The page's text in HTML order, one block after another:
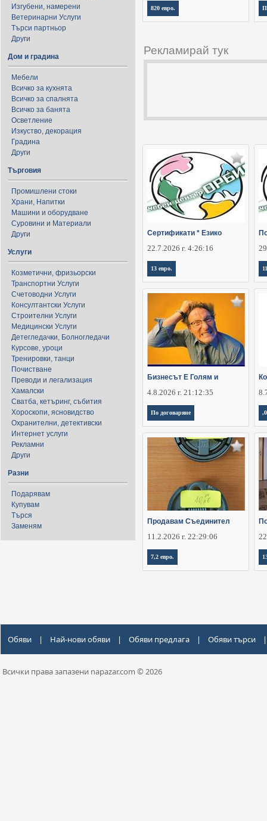
Изгубени, намерени
Ветеринарни Услуги
Търси партньор
Други
Дом и градина
Мебели
Всичко за кухнята
Всичко за спалнята
Всичко за банята
Осветление
Изкуство, декорация
Градина
Други
Търговия
Промишлени стоки
Храни, Напитки
Машини и оборудване
Суровини и Материали
Други
Услуги
Козметични, фризьорски
Транспортни Услуги
Счетоводни Услуги
Консултантски Услуги
Строителни Услуги
Медицински Услуги
Детегледачки, Болногледачи
Курсове, уроци
Тренировки, танци
Почистване
Преводи и легализация
Хамалски
Сватба, кетъринг, събития
Хороскопи, ясновидство
Охранителни, детективски
Интернет услуги
Рекламни
Други
Разни
Подарявам
Купувам
Търся
Заменям
820 евро.
Рекламирай тук
Сертификати * Езико
22.7.2026 г. 4:26:16
13 евро.
Бизнесът Е Голям и
4.8.2026 г. 21:12:35
По договаряне
Продавам Съединител
11.2.2026 г. 22:29:06
7,2 евро.
Обяви | Най-нови обяви | Обяви предлага | Обяви търси |
Всички права запазени napazar.com © 2026